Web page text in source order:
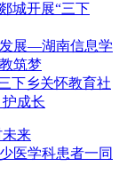
城开展“三下
展—湖南信息学
筑梦
下乡关怀教育社
成长
来
医学科患者一同